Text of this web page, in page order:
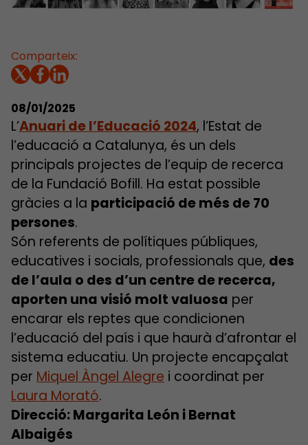
Comparteix:
08/01/2025
L’Anuari de l’Educació 2024, l’Estat de
l’educació a Catalunya, és un dels
principals projectes de l’equip de recerca
de la Fundació Bofill. Ha estat possible
gràcies a la participació de més de 70
persones.
Són referents de polítiques públiques,
educatives i socials, professionals que, des
de l’aula o des d’un centre de recerca,
aporten una visió molt valuosa per
encarar els reptes que condicionen
l’educació del país i que haurà d’afrontar el
sistema educatiu. Un projecte encapçalat
per Miquel Àngel Alegre i coordinat per
Laura Morató.
Direcció: Margarita León i Bernat
Albaigés